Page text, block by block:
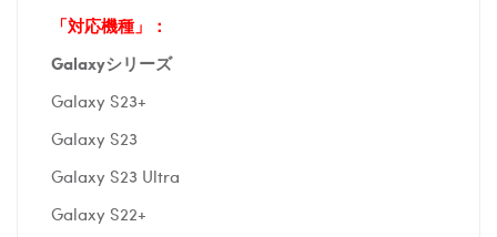
「対応機種」：
Galaxyシリーズ
Galaxy S23+
Galaxy S23
Galaxy S23 Ultra
Galaxy S22+